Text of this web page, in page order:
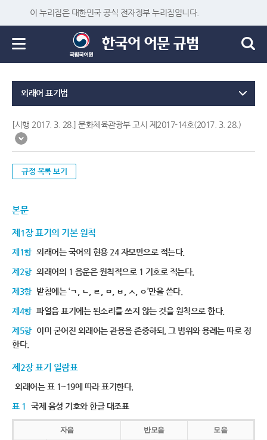
이 누리집은 대한민국 공식 전자정부 누리집입니다.
외래어 표기법
[시행 2017. 3. 28.] 문화체육관광부 고시 제2017-14호(2017. 3. 28.)
규정 목록 보기
본문
제1장 표기의 기본 원칙
제1항 외래어는 국어의 현용 24 자모만으로 적는다.
제2항 외래어의 1 음운은 원칙적으로 1 기호로 적는다.
제3항 받침에는 ‘ㄱ, ㄴ, ㄹ, ㅁ, ㅂ, ㅅ, ㅇ’만을 쓴다.
제4항 파열음 표기에는 된소리를 쓰지 않는 것을 원칙으로 한다.
제5항 이미 굳어진 외래어는 관용을 존중하되, 그 범위와 용례는 따로 정
한다.
제2장 표기 일람표
외래어는 표 1~19에 따라 표기한다.
표 1 국제 음성 기호와 한글 대조표
자음 반모음 모음